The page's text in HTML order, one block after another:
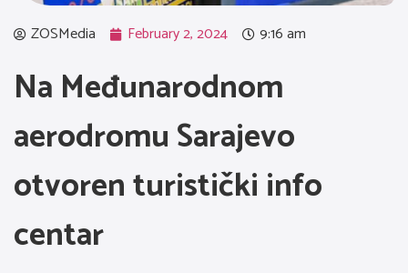
ZOSMedia February 2, 2024 9:16 am
Na Međunarodnom
aerodromu Sarajevo
otvoren turistički info
centar